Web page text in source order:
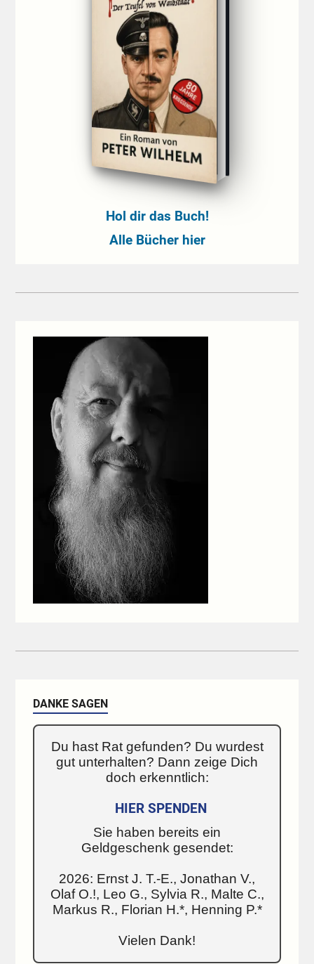
Hol dir das Buch!
Alle Bücher hier
DANKE SAGEN
Du hast Rat gefunden? Du wurdest
gut unterhalten? Dann zeige Dich
doch erkenntlich:
HIER SPENDEN
Sie haben bereits ein
Geldgeschenk gesendet:
2026: Ernst J. T.-E., Jonathan V.,
Olaf O.!, Leo G., Sylvia R., Malte C.,
Markus R., Florian H.*, Henning P.*
Vielen Dank!